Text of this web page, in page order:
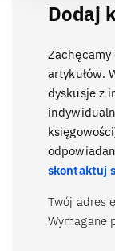
Dodaj
Zachęcamy
artykułów.
dyskusje z
skontaktuj
Twój adres
Wymagane